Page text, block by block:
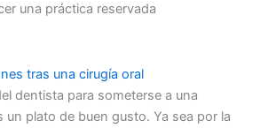
una práctica reservada
tras una cirugía oral
dentista para someterse a una
un plato de buen gusto. Ya sea por la